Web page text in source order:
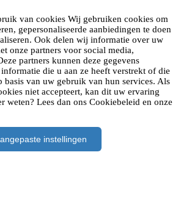
van cookies Wij gebruiken cookies om
gepersonaliseerde aanbiedingen te doen
Ook delen wij informatie over uw
onze partners voor social media,
partners kunnen deze gegevens
die u aan ze heeft verstrekt of die
basis van uw gebruik van hun services. Als
niet accepteert, kan dit uw ervaring
weten? Lees dan ons Cookiebeleid en onze
instellingen